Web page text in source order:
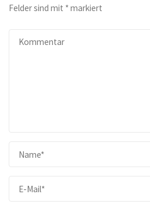
Felder sind mit *markiert